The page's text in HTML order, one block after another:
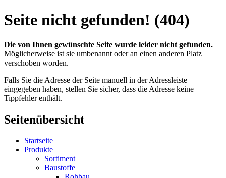
Seite nicht gefunden! (404)
Die von Ihnen gewünschte Seite wurde leider nicht gefunden.
Möglicherweise ist sie umbenannt oder an einen anderen Platz
verschoben worden.
Falls Sie die Adresse der Seite manuell in der Adressleiste
eingegeben haben, stellen Sie sicher, dass die Adresse keine
Tippfehler enthält.
Seitenübersicht
Startseite
Produkte
Sortiment
Baustoffe